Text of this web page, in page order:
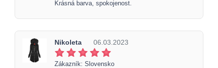
Krásná barva, spokojenost.
Nikoleta 06.03.2023
Zákazník: Slovensko